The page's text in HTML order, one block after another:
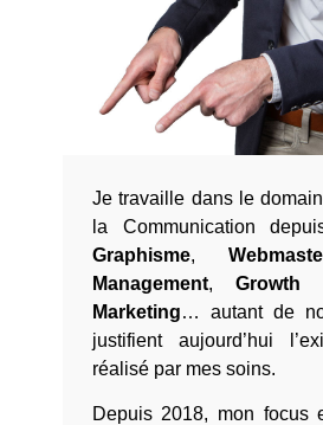
Je travaille dans le
la Communication
Graphisme,
Management, Growth
Marketing… autant de
justifient aujourd’hui
réalisé par mes soins.
Depuis 2018, mon focus